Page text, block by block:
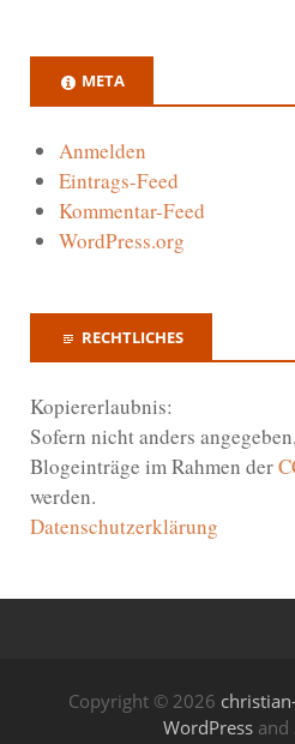
META
Anmelden
Eintrags-Feed
Kommentar-Feed
WordPress.org
RECHTLICHES
Kopiererlaubnis:
Sofern nicht anders
Blogeinträge im Rahmen der
werden.
Datenschutzerklärung
Copyright © 2026
WordPressand